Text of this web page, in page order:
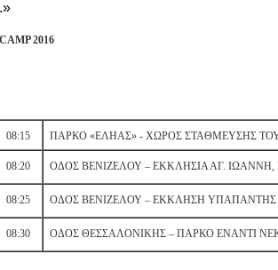
2016
08:15 ΠΑΡΚΟ «ΕΛΗΑΣ» - ΧΩΡΟΣ ΣΤΑΘΜΕΥΣΗΣ
08:20 ΟΔΟΣ ΒΕΝΙΖΕΛΟΥ – ΕΚΚΛΗΣΙΑ ΑΓ.
08:25 ΟΔΟΣ ΒΕΝΙΖΕΛΟΥ – ΕΚΚΛΗΣΗ ΥΠΑΠΑΝΤΗΣ
08:30 ΟΔΟΣ ΘΕΣΣΑΛΟΝΙΚΗΣ – ΠΑΡΚΟ ΕΝΑΝΤΙ